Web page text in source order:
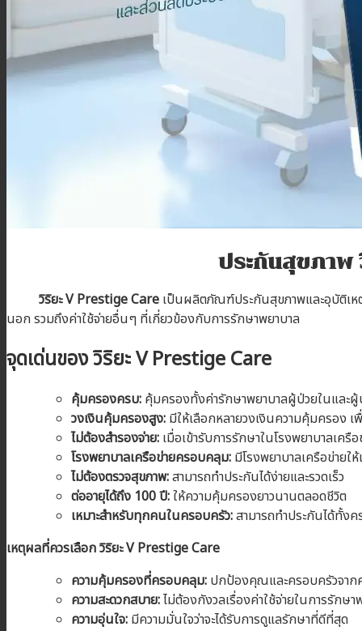
ติดต่อเรา
สมัครตัวแทน
ประกันสุขภาพ
วิริยะ V Prestige Care เป็นผลิตภัณฑ์ประกันสุขภาพและอุบัติเ
นอก รวมถึงค่าใช้จ่ายอื่นๆ ที่เกี่ยวข้องกับการรักษาพยาบาล
จุดเด่นของ วิริยะ V Prestige Care
คุ้มครองครบ: คุ้มครองทั้งค่ารักษาพยาบาลผู้ป่วยในและผู้
วงเงินคุ้มครองสูง: มีให้เลือกหลายวงเงินความคุ้มครอง
ไม่ต้องสำรองจ่าย: เมื่อเข้ารับการรักษาในโรงพยาบาลเครื
โรงพยาบาลเครือข่ายครอบคลุม: มีโรงพยาบาลเครือข่ายใ
ไม่ต้องตรวจสุขภาพ:สามารถทำประกันได้ง่ายและรวดเร็ว
ต่ออายุได้ถึง 100ปี:ให้ความคุ้มครองยาวนานตลอดชีวิต
เหมาะสำหรับทุกคนในครอบครัว:สามารถทำประกันได้ทั้ง
เหตุผลที่ควรเลือก วิริยะV Prestige Care
ความคุ้มครองที่ครอบคลุม: ปกป้องคุณและครอบครัวจาก
ความสะดวกสบาย:ไม่ต้องกังวลเรื่องค่าใช้จ่ายในการรักษา
ความอุ่นใจ: มีความมั่นใจว่าจะได้รับการดูแลรักษาที่ดีที่สุด